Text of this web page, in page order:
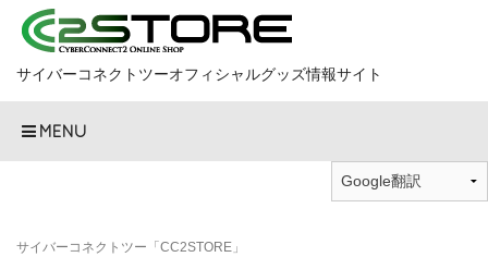
サイバーコネクトツーオフィシャルグッズ情報サイト
MENU
サイバーコネクトツー「CC2STORE」